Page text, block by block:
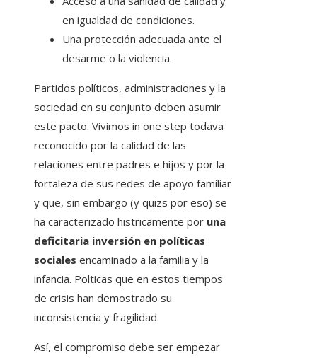
en igualdad de condiciones.
Una protección adecuada ante el
desarme o la violencia.
Partidos políticos, administraciones y la
sociedad en su conjunto deben asumir
este pacto. Vivimos in one step todava
reconocido por la calidad de las
relaciones entre padres e hijos y por la
fortaleza de sus redes de apoyo familiar
y que, sin embargo (y quizs por eso) se
ha caracterizado histricamente por una
deficitaria inversión en políticas
sociales encaminado a la familia y la
infancia. Polticas que en estos tiempos
de crisis han demostrado su
inconsistencia y fragilidad.
Así, el compromiso debe ser empezar